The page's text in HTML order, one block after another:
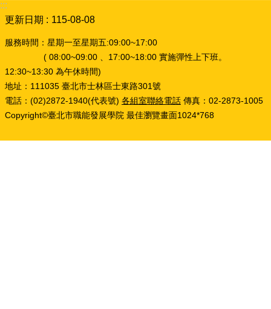
:::
更新日期
115-08-08
服務時間：星期一至星期五:09:00~17:00
( 08:00~09:00 、17:00~18:00 實施彈性上下班。
12:30~13:30 為午休時間)
地址：111035 臺北市士林區士東路301號
電話：(02)2872-1940(代表號) 各組室聯絡電話 傳真：02-2873-1005
Copyright©臺北市職能發展學院 最佳瀏覽畫面1024*768